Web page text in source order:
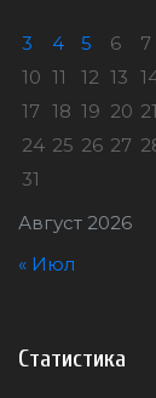
Август 2026
3
4 5 6 7
10 11 12 13
17 18 19 20 21
24 25 26 27
31
« Июл
Статистика